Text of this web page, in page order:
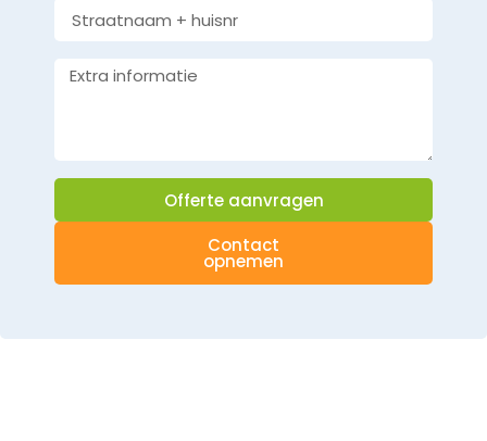
Offerte aanvragen
Contact
opnemen